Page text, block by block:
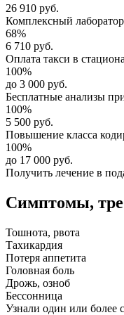
26 910 руб.
Комплексный
68%
6 710 руб.
Оплата такси в
100%
до 3 000 руб.
Бесплатные анализы
100%
5 500 руб.
Повышение класса
100%
до 17 000 руб.
Получить лечение в
Симптомы,
Тошнота, рвота
Тахикардия
Потеря аппетита
Головная боль
Дрожь, озноб
Бессонница
Узнали один или более